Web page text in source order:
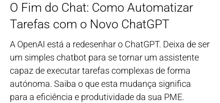
O Fim do Chat: Como Automatizar
Tarefas com o Novo ChatGPT
A OpenAI está a redesenhar o ChatGPT. Deixa de ser
um simples chatbot para se tornar um assistente
capaz de executar tarefas complexas de forma
autónoma. Saiba o que esta mudança significa
para a eficiência e produtividade da sua PME.